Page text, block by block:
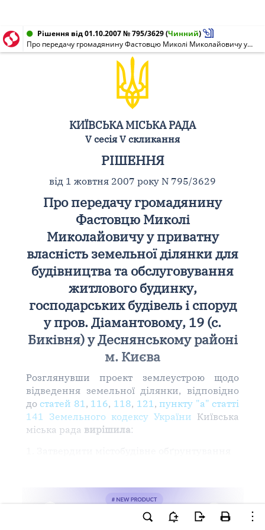
Рішення від 01.10.2007 № 795/3629(Чинний)
Про передачу громадянину Фастовцю Миколі Миколайовичу у приватну власність земельної ділянки для будівництва та обслуговування житлового будинку, господарських будівель і споруд у пров. Діамантовому, 19 (с. Биківня) у Деснянському районі м. Києва
КИЇВСЬКА МІСЬКА РАДА
V сесія V скликання
РІШЕННЯ
від 1 жовтня 2007 року N 795/3629
Про передачу громадянину
Фастовцю Миколі
Миколайовичу у приватну
власність земельної ділянки для
будівництва та обслуговування
житлового будинку,
господарських будівель і споруд
у пров. Діамантовому, 19 (с.
Биківня) у Деснянському районі
м. Києва
Розглянувши проект землеустрою щодо
відведення земельної ділянки, відповідно
достатей 81, 116, 118, 121, пункту "а" статті
141 Земельного кодексу України Київська
міська рада вирішила: